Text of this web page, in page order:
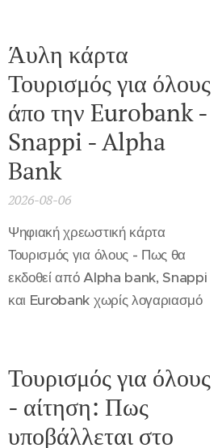
Άυλη κάρτα
Τουρισμός για όλους
άπο την Eurobank -
Snappi - Alpha
Bank
2026-08-06
Ψηφιακή χρεωστική κάρτα
Τουρισμός για όλους - Πως θα
εκδοθεί από Alpha bank, Snappi
και Eurobank χωρίς λογαριασμό
Τουρισμός για όλους
- αίτηση: Πως
υποβάλλεται στο